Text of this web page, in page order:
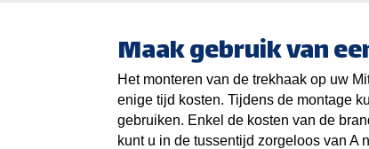
Maak gebruik van
Het monteren van de trekhaak op uw
enige tijd kosten. Tijdens de montage
gebruiken. Enkel de kosten van de
kunt u in de tussentijd zorgeloos van A